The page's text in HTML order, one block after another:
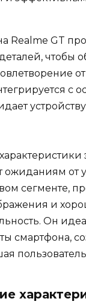
Realme GT
чтобы
с
ожиданиям от
сегменте,
и
Он
смартфона,